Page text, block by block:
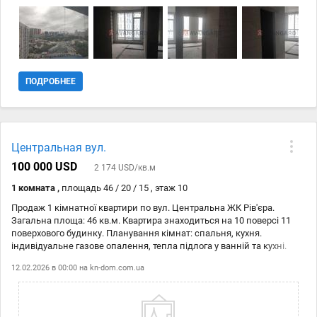
питання, телефонуйте зараз. З повагою - АН Авангард.
ПОДРОБНЕЕ
Центральная вул.
100 000 USD
2 174 USD/кв.м
1 комната , площадь 46 / 20 / 15 , этаж 10
Продаж 1 кімнатної квартири по вул. Центральна ЖК Рів'єра.
Загальна площа: 46 кв.м. Квартира знаходиться на 10 поверсі 11
поверхового будинку. Планування кімнат: спальня, кухня.
індивідуальне газове опалення, тепла підлога у ванній та кухні.
станції метро Славутич 5 хвилин пішки. .Парковка у дворі будинку
велика безкоштовна, є і платна парковка під охороною. Ціна: 100
000$ Код: 21147250
12.02.2026 в 00:00 на kn-dom.com.ua